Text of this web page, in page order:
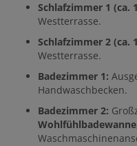
Schlafzimmer 1 (ca.
Westterrasse.
Schlafzimmer 2 (ca.
Westterrasse.
Badezimmer 1:
Handwaschbecken.
Badezimmer 2:
Wohlfühlbadewanne